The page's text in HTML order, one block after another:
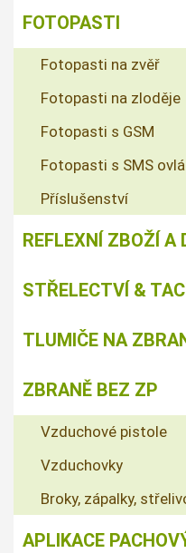
FOTOPASTI
Fotopasti na zvěř
Fotopasti na zloděje
Fotopasti s GSM
Fotopasti s SMS
Příslušenství
REFLEXNÍ ZBOŽÍ A
STŘELECTVÍ &
TLUMIČE NA
ZBRANĚ BEZ ZP
Vzduchové pistole
Vzduchovky
Broky, zápalky,
APLIKACE